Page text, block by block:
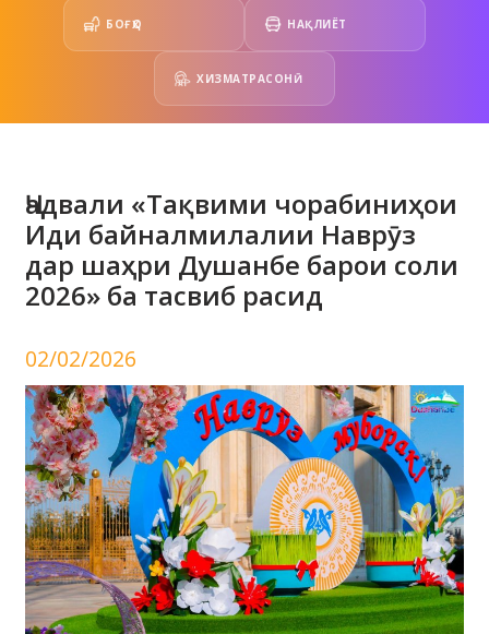
БОҒҲО НАҚЛИЁТ
ХИЗМАТРАСОНӢ
Ҷадвали «Тақвими чорабиниҳои
Иди байналмилалии Наврӯз
дар шаҳри Душанбе барои соли
2026» ба тасвиб расид
02/02/2026